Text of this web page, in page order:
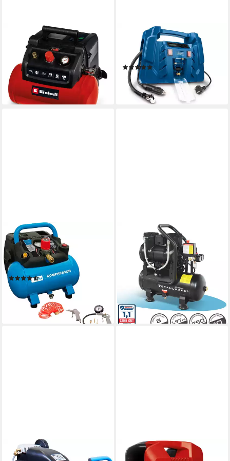
EINHELL
Kompressor TC-AC 190/6/8
OF, 1200 W, max. 8 bar, 6 l
114,78 €
UVP131,95 €
-13%
lieferbar - in 3-4 Werktagen bei dir
SCHEPPACH
Kompressor Air Force 5,
1100 W, max. 8 bar
(6)
59,00 €
lieferbar - in 3-4 Werktagen bei dir
GÜDE
Kompressor AIRPOWER
190/08/6, 1100 W, max. 8
bar, 6 l
(113)
ab 96,99 € UVP129,00 €
-25%
lieferbar - in 3-4 Werktagen bei dir
STAHLWERK
Kompressor 8 bar 10 l 1,97
PS 1,45 kW 250 l/min
Druckluftkompressor
189,99 €
lieferbar - in 4-5 Werktagen bei dir
GÜDE EINHELL